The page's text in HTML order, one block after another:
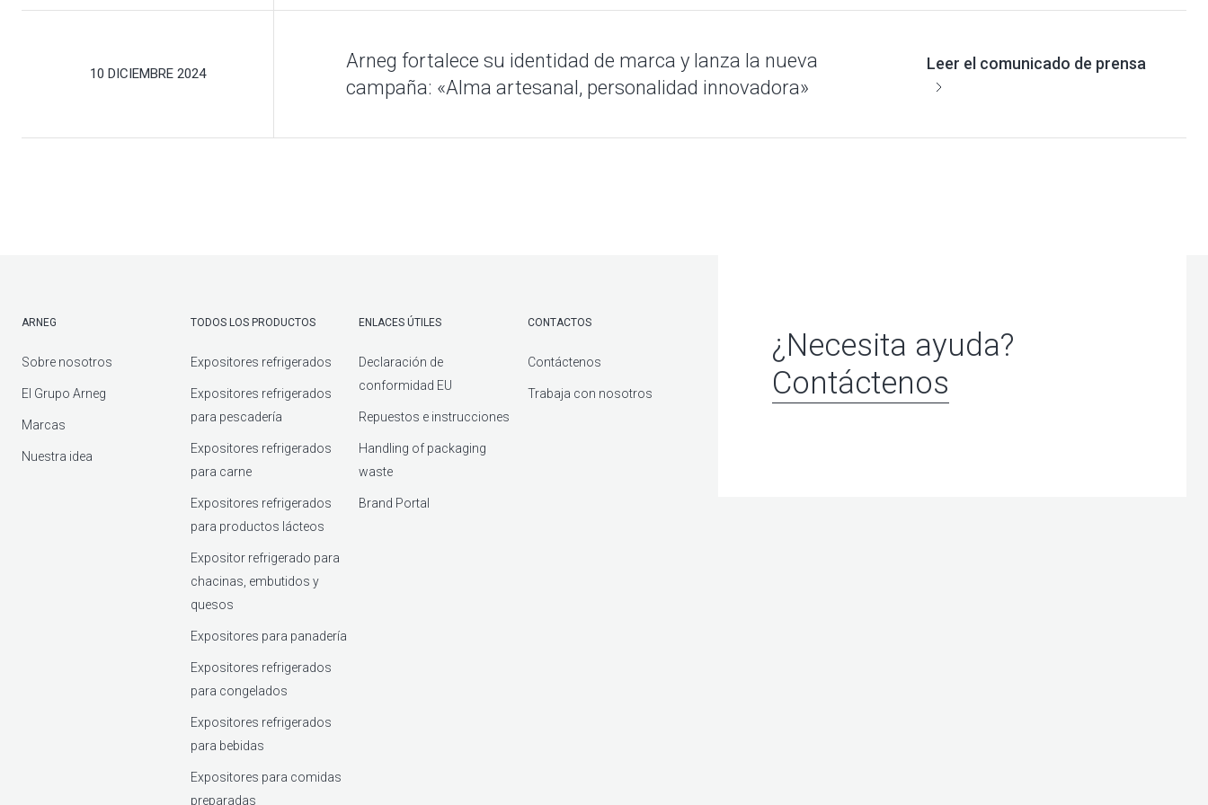
10 DICIEMBRE 2024
Arneg fortalece su identidad de marca y lanza la nueva
campaña: «Alma artesanal, personalidad innovadora»
Leer el comunicado de prensa
ARNEG
Sobre nosotros
El Grupo Arneg
Marcas
Nuestra idea
TODOS LOS PRODUCTOS
Expositores refrigerados
Expositores refrigerados
para pescadería
Expositores refrigerados
para carne
Expositores refrigerados
para productos lácteos
Expositor refrigerado para
chacinas, embutidos y
quesos
Expositores para panadería
Expositores refrigerados
para congelados
Expositores refrigerados
para bebidas
Expositores para comidas
preparadas
ENLACES ÚTILES
Declaración de
conformidad EU
Repuestos e instrucciones
Handling of packaging
waste
Brand Portal
CONTACTOS
Contáctenos
Trabaja con nosotros
¿Necesita ayuda?
Contáctenos